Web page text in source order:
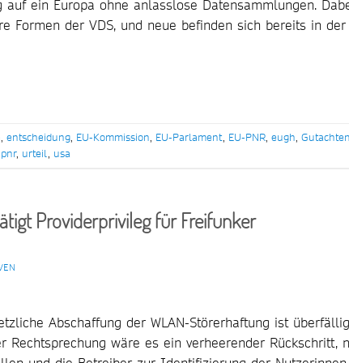
ein Europa ohne anlasslose Datensammlungen.
Formen der VDS, und neue befinden sich bereits in der
, entscheidung, EU-Kommission, EU-Parlament, EU-PNR, eugh, Gutachten
pnr, urteil, usa
Providerprivileg für Freifunker
Abschaffung der WLAN-Störerhaftung ist
wäre es ein verheerender Rückschritt,